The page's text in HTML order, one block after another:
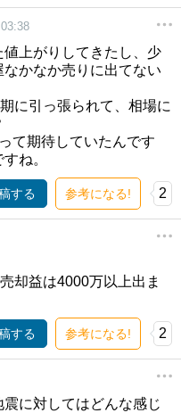
上がりしてきたし、少
かなか売りに出てない
に引っ張られて、相場に
て期待していたんです
ね。
する 参考になる! 2
却益は4000万以上出ま
する 参考になる! 2
に対してはどんな感じ